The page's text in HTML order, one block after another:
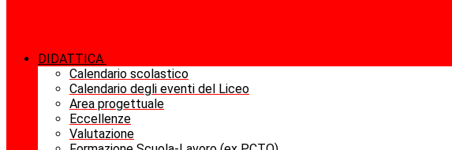
DIDATTICA
Calendario scolastico
Calendario degli eventi del Liceo
Area progettuale
Eccellenze
Valutazione